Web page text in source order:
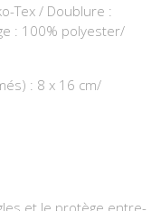
Tex / Doublure :
: 100% polyester/
: 8 x 16 cm/
et le protège entre-